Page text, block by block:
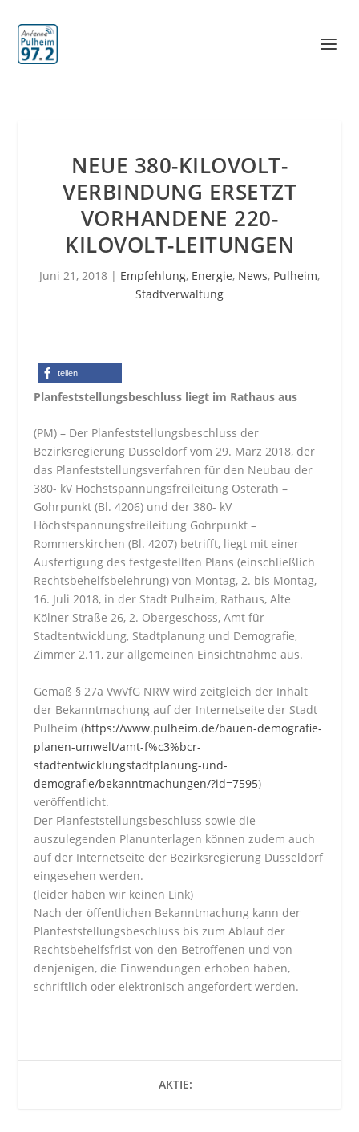
NEUE 380-KILOVOLT-
VERBINDUNG ERSETZT
VORHANDENE 220-
KILOVOLT-LEITUNGEN
Juni 21, 2018 | Empfehlung, Energie, News, Pulheim,
Stadtverwaltung
teilen
Planfeststellungsbeschluss liegt im Rathaus aus
(PM) – Der Planfeststellungsbeschluss der
Bezirksregierung Düsseldorf vom 29. März 2018, der
das Planfeststellungsverfahren für den Neubau der
380- kV Höchstspannungsfreileitung Osterath –
Gohrpunkt (Bl. 4206) und der 380- kV
Höchstspannungsfreileitung Gohrpunkt –
Rommerskirchen (Bl. 4207) betrifft, liegt mit einer
Ausfertigung des festgestellten Plans (einschließlich
Rechtsbehelfsbelehrung) von Montag, 2. bis Montag,
16. Juli 2018, in der Stadt Pulheim, Rathaus, Alte
Kölner Straße 26, 2. Obergeschoss, Amt für
Stadtentwicklung, Stadtplanung und Demografie,
Zimmer 2.11, zur allgemeinen Einsichtnahme aus.
Gemäß § 27a VwVfG NRW wird zeitgleich der Inhalt
der Bekanntmachung auf der Internetseite der Stadt
Pulheim (https://www.pulheim.de/bauen-demografie-
planen-umwelt/amt-f%c3%bcr-
stadtentwicklungstadtplanung-und-
demografie/bekanntmachungen/?id=7595)
veröffentlicht.
Der Planfeststellungsbeschluss sowie die
auszulegenden Planunterlagen können zudem auch
auf der Internetseite der Bezirksregierung Düsseldorf
eingesehen werden.
(leider haben wir keinen Link)
Nach der öffentlichen Bekanntmachung kann der
Planfeststellungsbeschluss bis zum Ablauf der
Rechtsbehelfsfrist von den Betroffenen und von
denjenigen, die Einwendungen erhoben haben,
schriftlich oder elektronisch angefordert werden.
AKTIE: